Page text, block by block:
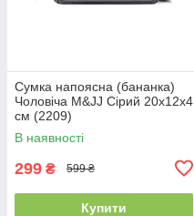
Сумка напоясна (бананка)
Чоловіча M&JJ Сірий 20х12х4
см (2209)
В наявності
299 ₴ 599 ₴
Купити